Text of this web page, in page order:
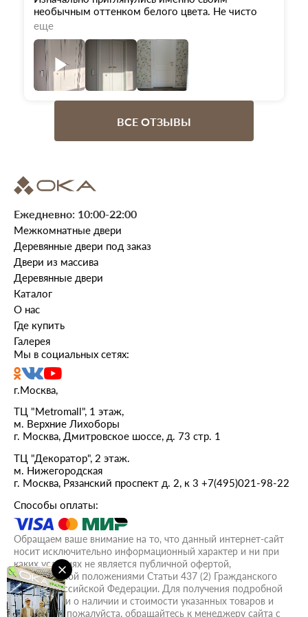
необычным оттенком белого цвета. Не чисто
белоснежный, а именно приглушенный, очень
благородный оттенок. Затем оказалось, что
двери еще и из массива ольхи, это помогло
принять окончательное решение. О своем
выборе нисколько не пожалели! Двери чудесные,
волшебные! Отдельное спасибо менеджеру
Андрею ❤️
еще
ВСЕ ОТЗЫВЫ
Ежедневно: 10:00-22:00
г.Москва,
ТЦ "Metromall", 1 этаж,
м. Верхние Лихоборы
г. Москва, Дмитровское шоссе, д. 73 стр. 1
ТЦ "Декоратор", 2 этаж.
м. Нижегородская
г. Москва, Рязанский проспект д. 2, к 3 +7(495)021-98-22
Способы оплаты:
Межкомнатные двери
Деревянные двери под заказ
Двери из массива
Деревянные двери
Каталог
О нас
Где купить
Галерея
Мы в социальных сетях:
Обращаем ваше внимание на то, что данный интернет-сайт
носит исключительно информационный характер и ни при
каких условиях не является публичной офертой,
определяемой положениями Статьи 437 (2) Гражданского
кодекса Российской Федерации. Для получения подробной
информации о наличии и стоимости указанных товаров и
(или) услуг, пожалуйста, обращайтесь к менеджеру сайта с